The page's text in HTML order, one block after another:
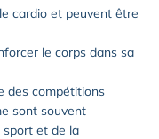
cardio et peuvent être
le corps dans sa
des compétitions
sont souvent
sport et de la